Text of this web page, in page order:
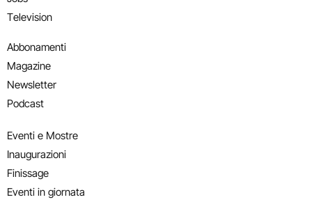
Television
Abbonamenti
Magazine
Newsletter
Podcast
Eventi e Mostre
Inaugurazioni
Finissage
Eventi in giornata